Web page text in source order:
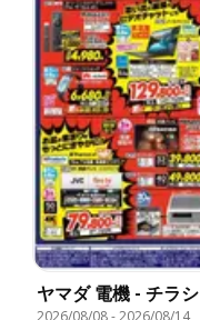
ヤマダ 電機 - チラシ
2026/08/08- 2026/08/14